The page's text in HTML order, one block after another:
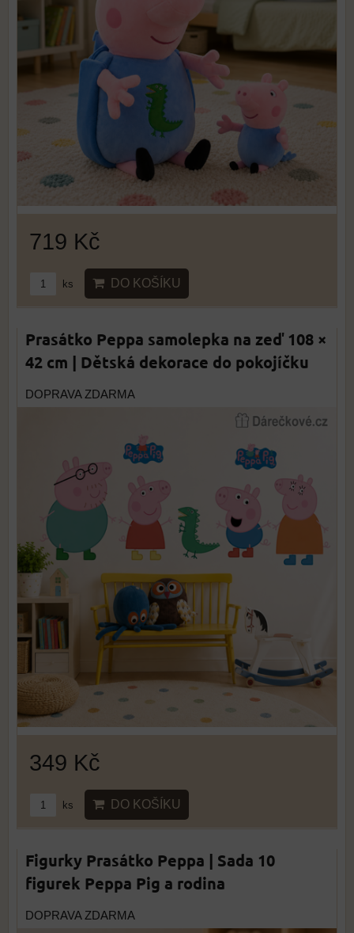
719 Kč
ks DO KOŠÍKU
Prasátko Peppa samolepka na zeď 108 ×
42 cm | Dětská dekorace do pokojíčku
DOPRAVA ZDARMA
349 Kč
ks DO KOŠÍKU
Figurky Prasátko Peppa | Sada 10
figurek Peppa Pig a rodina
DOPRAVA ZDARMA